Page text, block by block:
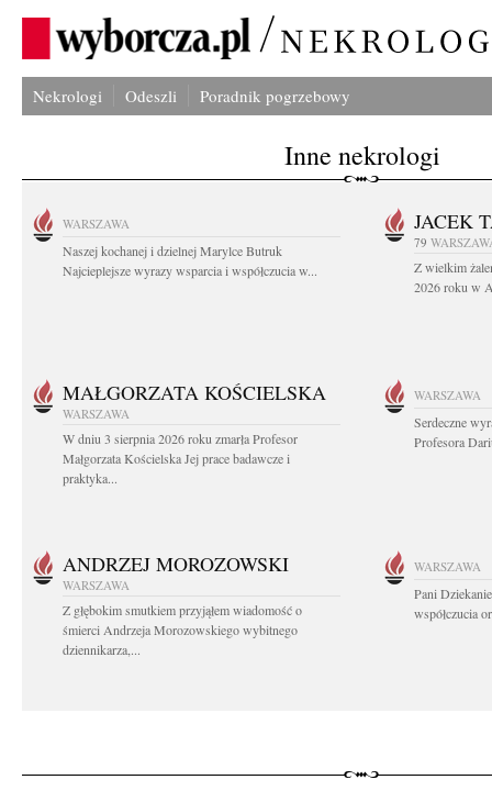
Nekrologi Odeszli Poradnik pogrzebowy
Inne nekrologi
WARSZAWA
Naszej kochanej i dzielnej Marylce Butruk
Najcieplejsze wyrazy wsparcia i współczucia w...
JACEK
79
Z wielkim
2026 roku w
MAŁGORZATA KOŚCIELSKA
WARSZAWA
W dniu 3 sierpnia 2026 roku zmarła Profesor
Małgorzata Kościelska Jej prace badawcze i
praktyka...
WARSZAWA
Serdeczne
Profesora
ANDRZEJ MOROZOWSKI
WARSZAWA
Z głębokim smutkiem przyjąłem wiadomość o
śmierci Andrzeja Morozowskiego wybitnego
dziennikarza,...
WARSZAWA
Pani
współczucia